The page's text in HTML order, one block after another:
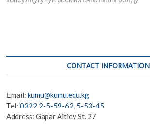
CONTACT INFORMATION
Еmail:kumu@kumu.edu.kg
Тel:0322 2-5-59-62, 5-53-45
Address: Gapar Aitiev St. 27